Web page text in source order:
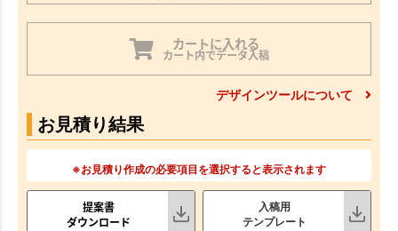
カートに入れる
カート内でデータ入稿
デザインツールについて
お見積り結果
※お見積り作成の必要項目を選択すると表示されます
提案書
ダウンロード
入稿用
テンプレート